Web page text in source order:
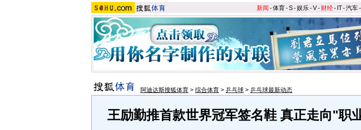
新闻 -体育-S-娱乐-V- 财经- IT-汽车-
阿迪达斯搜狐体育 > 综合体育 > 乒乓球 > 乒乓球最新动态
王励勤推首款世界冠军签名鞋 真正走向"职